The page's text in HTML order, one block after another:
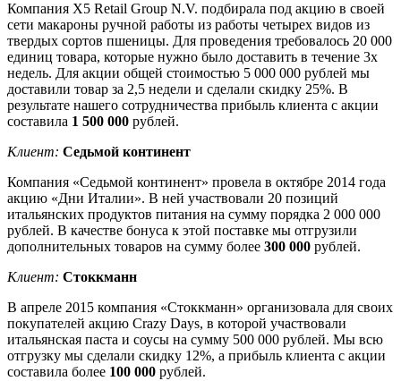
Компания X5 Retail Group N.V. подбирала под акцию в своей
сети макароны ручной работы из работы четырех видов из
твердых сортов пшеницы. Для проведения требовалось 20 000
единиц товара, которые нужно было доставить в течение 3х
недель. Для акции общей стоимостью 5 000 000 рублей мы
доставили товар за 2,5 недели и сделали скидку 25%. В
результате нашего сотрудничества прибыль клиента с акции
составила 1 500 000 рублей.
Клиент: Седьмой континент
Компания «Седьмой континент» провела в октябре 2014 года
акцию «Дни Италии». В ней участвовали 20 позиций
итальянских продуктов питания на сумму порядка 2 000 000
рублей. В качестве бонуса к этой поставке мы отгрузили
дополнительных товаров на сумму более 300 000 рублей.
Клиент: Стоккманн
В апреле 2015 компания «Стоккманн» организовала для своих
покупателей акцию Crazy Days, в которой участвовали
итальянская паста и соусы на сумму 500 000 рублей. Мы всю
отгрузку мы сделали скидку 12%, а прибыль клиента с акции
составила более 100 000 рублей.